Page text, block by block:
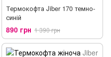
Термокофта Jiber 170 темно-
синій
890 грн 1 390 грн